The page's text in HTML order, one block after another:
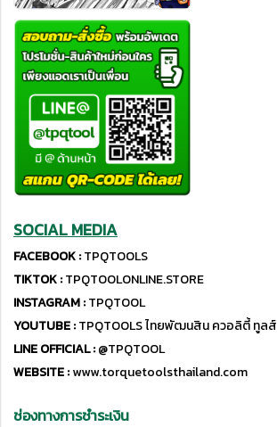
SOCIAL MEDIA
FACEBOOK :TPQTOOLS
TIKTOK :TPQTOOLONLINE.STORE
INSTAGRAM :TPQTOOL
YOUTUBE :TPQTOOLS ไทยพัฒนสิน ควอลิตี้ ทูลส์
LINE OFFICIAL :@TPQTOOL
WEBSITE :www.torquetoolsthailand.com
ช่องทางการชำระเงิน